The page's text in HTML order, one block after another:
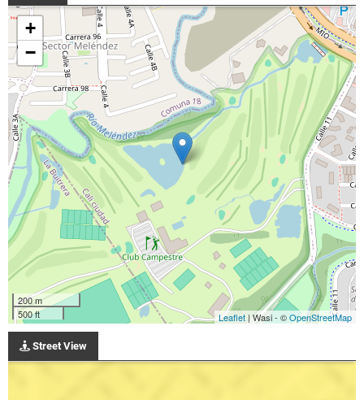
+
−
200 m
500 ft
Leaflet | Wasi - ©OpenStreetMap
Street View